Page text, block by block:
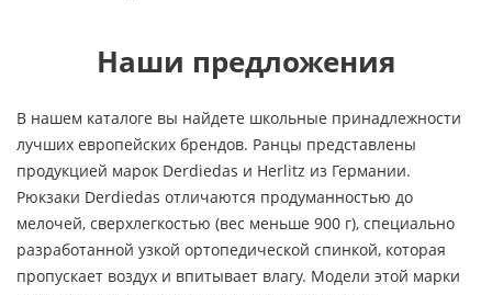
Наши предложения
В нашем каталоге вы найдете школьные принадлежности
лучших европейских брендов. Ранцы представлены
продукцией марок Derdiedas и Herlitz из Германии.
Рюкзаки Derdiedas отличаются продуманностью до
мелочей, сверхлегкостью (вес меньше 900 г), специально
разработанной узкой ортопедической спинкой, которая
пропускает воздух и впитывает влагу. Модели этой марки